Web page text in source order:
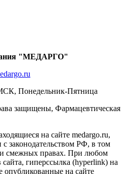
"МЕДАРГО"
Понедельник-Пятница
защищены, Фармацевтическая
на сайте medargo.ru,
с законодательством РФ, в том
и смежных правах. При любом
гиперссылка (hyperlink) на
опубликованные на сайте